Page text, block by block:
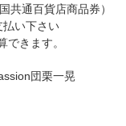
共通百貨店商品券）
払い下さい
できます。
団栗一晃